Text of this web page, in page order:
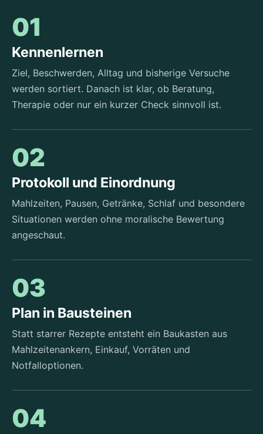
01
Kennenlernen
Ziel, Beschwerden, Alltag und bisherige Versuche
werden sortiert. Danach ist klar, ob Beratung,
Therapie oder nur ein kurzer Check sinnvoll ist.
02
Protokoll und Einordnung
Mahlzeiten, Pausen, Getränke, Schlaf und besondere
Situationen werden ohne moralische Bewertung
angeschaut.
03
Plan in Bausteinen
Statt starrer Rezepte entsteht ein Baukasten aus
Mahlzeitenankern, Einkauf, Vorräten und
Notfalloptionen.
04